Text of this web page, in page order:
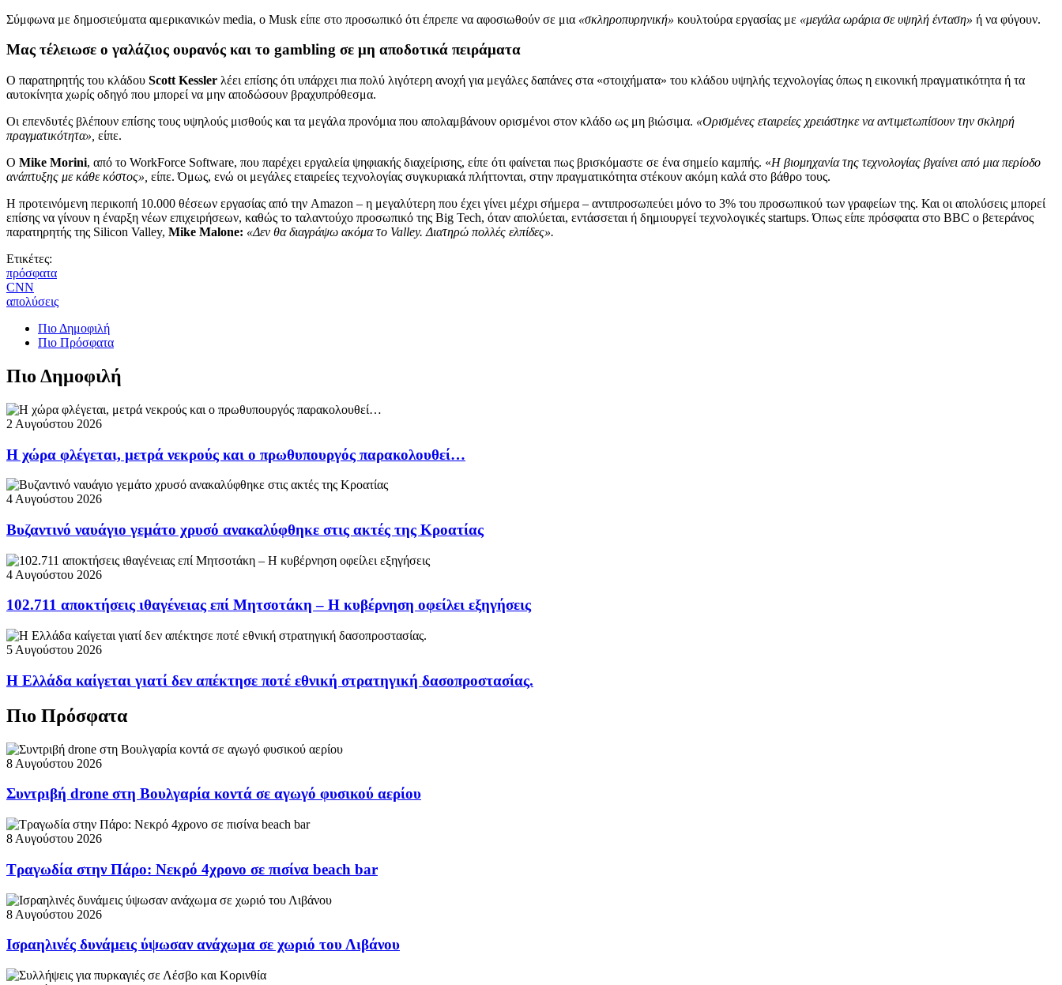
Σύμφωνα με δημοσιεύματα αμερικανικών media, ο Musk είπε στο προσωπικό ότι έπρεπε να αφοσιωθούν σε μια «σκληροπυρηνική» κουλτούρα εργασίας με «μεγάλα ωράρια σε υψηλή ένταση» ή να φύγουν.
Μας τέλειωσε ο γαλάζιος ουρανός και το gambling σε μη αποδοτικά πειράματα
Ο παρατηρητής του κλάδου Scott Kessler λέει επίσης ότι υπάρχει πια πολύ λιγότερη ανοχή για μεγάλες δαπάνες στα «στοιχήματα» του κλάδου υψηλής τεχνολογίας όπως η εικονική πραγματικότητα ή τα
αυτοκίνητα χωρίς οδηγό που μπορεί να μην αποδώσουν βραχυπρόθεσμα.
Οι επενδυτές βλέπουν επίσης τους υψηλούς μισθούς και τα μεγάλα προνόμια που απολαμβάνουν ορισμένοι στον κλάδο ως μη βιώσιμα. «Ορισμένες εταιρείες χρειάστηκε να αντιμετωπίσουν την σκληρή
πραγματικότητα», είπε.
Ο Mike Morini, από το WorkForce Software, που παρέχει εργαλεία ψηφιακής διαχείρισης, είπε ότι φαίνεται πως βρισκόμαστε σε ένα σημείο καμπής. «Η βιομηχανία της τεχνολογίας βγαίνει από μια περίοδο
ανάπτυξης με κάθε κόστος», είπε. Όμως, ενώ οι μεγάλες εταιρείες τεχνολογίας συγκυριακά πλήττονται, στην πραγματικότητα στέκουν ακόμη καλά στο βάθρο τους.
Η προτεινόμενη περικοπή 10.000 θέσεων εργασίας από την Amazon – η μεγαλύτερη που έχει γίνει μέχρι σήμερα – αντιπροσωπεύει μόνο το 3% του προσωπικού των γραφείων της. Και οι απολύσεις μπορεί
επίσης να γίνουν η έναρξη νέων επιχειρήσεων, καθώς το ταλαντούχο προσωπικό της Big Tech, όταν απολύεται, εντάσσεται ή δημιουργεί τεχνολογικές startups. Όπως είπε πρόσφατα στο BBC ο βετεράνος
παρατηρητής της Silicon Valley, Mike Malone: «Δεν θα διαγράψω ακόμα το Valley. Διατηρώ πολλές ελπίδες».
Ετικέτες:
πρόσφατα
CNN
απολύσεις
Πιο Δημοφιλή
Πιο Πρόσφατα
Πιο Δημοφιλή
2 Αυγούστου 2026
Η χώρα φλέγεται, μετρά νεκρούς και ο πρωθυπουργός παρακολουθεί…
4 Αυγούστου 2026
Βυζαντινό ναυάγιο γεμάτο χρυσό ανακαλύφθηκε στις ακτές της Κροατίας
4 Αυγούστου 2026
102.711 αποκτήσεις ιθαγένειας επί Μητσοτάκη – Η κυβέρνηση οφείλει εξηγήσεις
5 Αυγούστου 2026
Η Ελλάδα καίγεται γιατί δεν απέκτησε ποτέ εθνική στρατηγική δασοπροστασίας.
Πιο Πρόσφατα
8 Αυγούστου 2026
Συντριβή drone στη Βουλγαρία κοντά σε αγωγό φυσικού αερίου
8 Αυγούστου 2026
Τραγωδία στην Πάρο: Νεκρό 4χρονο σε πισίνα beach bar
8 Αυγούστου 2026
Ισραηλινές δυνάμεις ύψωσαν ανάχωμα σε χωριό του Λιβάνου